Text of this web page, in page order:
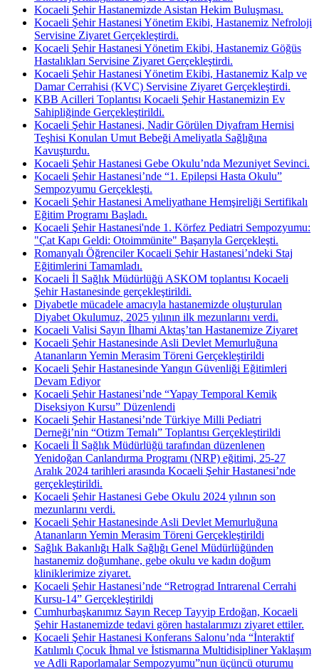
Kocaeli Şehir Hastanemizde Asistan Hekim Buluşması.
Kocaeli Şehir Hastanesi Yönetim Ekibi, Hastanemiz Nefroloji
Servisine Ziyaret Gerçekleştirdi.
Kocaeli Şehir Hastanesi Yönetim Ekibi, Hastanemiz Göğüs
Hastalıkları Servisine Ziyaret Gerçekleştirdi.
Kocaeli Şehir Hastanesi Yönetim Ekibi, Hastanemiz Kalp ve
Damar Cerrahisi (KVC) Servisine Ziyaret Gerçekleştirdi.
KBB Acilleri Toplantısı Kocaeli Şehir Hastanemizin Ev
Sahipliğinde Gerçekleştirildi.
Kocaeli Şehir Hastanesi, Nadir Görülen Diyafram Hernisi
Teşhisi Konulan Umut Bebeği Ameliyatla Sağlığına
Kavuşturdu.
Kocaeli Şehir Hastanesi Gebe Okulu’nda Mezuniyet Sevinci.
Kocaeli Şehir Hastanesi’nde “1. Epilepsi Hasta Okulu”
Sempozyumu Gerçekleşti.
Kocaeli Şehir Hastanesi Ameliyathane Hemşireliği Sertifikalı
Eğitim Programı Başladı.
Kocaeli Şehir Hastanesi'nde 1. Körfez Pediatri Sempozyumu:
"Çat Kapı Geldi: Otoimmünite" Başarıyla Gerçekleşti.
Romanyalı Öğrenciler Kocaeli Şehir Hastanesi’ndeki Staj
Eğitimlerini Tamamladı.
Kocaeli İl Sağlık Müdürlüğü ASKOM toplantısı Kocaeli
Şehir Hastanesinde gerçekleştirildi.
Diyabetle mücadele amacıyla hastanemizde oluşturulan
Diyabet Okulumuz, 2025 yılının ilk mezunlarını verdi.
Kocaeli Valisi Sayın İlhami Aktaş’tan Hastanemize Ziyaret
Kocaeli Şehir Hastanesinde Asli Devlet Memurluğuna
Atananların Yemin Merasim Töreni Gerçekleştirildi
Kocaeli Şehir Hastanesinde Yangın Güvenliği Eğitimleri
Devam Ediyor
Kocaeli Şehir Hastanesi’nde “Yapay Temporal Kemik
Diseksiyon Kursu” Düzenlendi
Kocaeli Şehir Hastanesi’nde Türkiye Milli Pediatri
Derneği’nin “Otizm Temalı” Toplantısı Gerçekleştirildi
Kocaeli İl Sağlık Müdürlüğü tarafından düzenlenen
Yenidoğan Canlandırma Programı (NRP) eğitimi, 25-27
Aralık 2024 tarihleri arasında Kocaeli Şehir Hastanesi’nde
gerçekleştirildi.
Kocaeli Şehir Hastanesi Gebe Okulu 2024 yılının son
mezunlarını verdi.
Kocaeli Şehir Hastanesinde Asli Devlet Memurluğuna
Atananların Yemin Merasim Töreni Gerçekleştirildi
Sağlık Bakanlığı Halk Sağlığı Genel Müdürlüğünden
hastanemiz doğumhane, gebe okulu ve kadın doğum
kliniklerimize ziyaret.
Kocaeli Şehir Hastanesi’nde “Retrograd Intrarenal Cerrahi
Kursu-14” Gerçekleştirildi
Cumhurbaşkanımız Sayın Recep Tayyip Erdoğan, Kocaeli
Şehir Hastanemizde tedavi gören hastalarımızı ziyaret ettiler.
Kocaeli Şehir Hastanesi Konferans Salonu’nda “İnteraktif
Katılımlı Çocuk İhmal ve İstismarına Multidisipliner Yaklaşım
ve Adli Raporlamalar Sempozyumu”nun üçüncü oturumu